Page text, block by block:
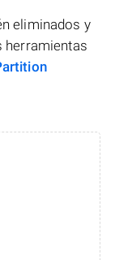
eliminados y
herramientas